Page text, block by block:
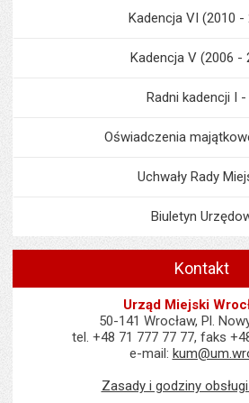
Kadencja VI (2010 -
Kadencja V (2006 -
Radni kadencji I
Oświadczenia
Uchwały Rady
Biuletyn
Kontakt
Urząd Miejski
50-141 Wrocław, Pl.
tel. +48 71 777 77 77, faks
e-mail:
Zasady i godziny